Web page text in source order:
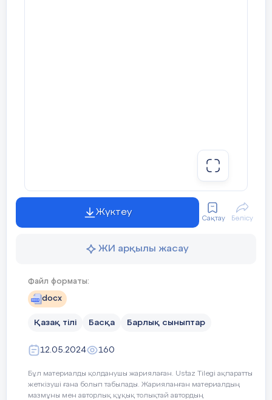
Жүктеу
Сақтау Бөлісу
ЖИ арқылы жасау
Файл форматы:
docx
Қазақ тілі Басқа Барлық сыныптар
12.05.2024 160
Бұл материалды қолданушы жариялаған. Ustaz Tilegi ақпаратты
жеткізуші ғана болып табылады. Жарияланған материалдың
мазмұны мен авторлық құқық толықтай автордың